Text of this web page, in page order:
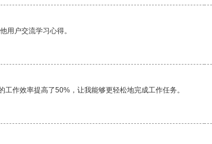
用户交流学习心得。
作效率提高了50%，让我能够更轻松地完成工作任务。